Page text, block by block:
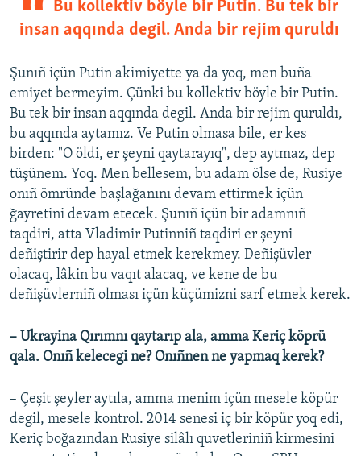
Bu kollektiv böyle bir Putin. Bu tek bir
insan aqqında degil. Anda bir rejim quruldı
Şunıñ içün Putin akimiyette ya da yoq, men buña
emiyet bermeyim. Çünki bu kollektiv böyle bir Putin.
Bu tek bir insan aqqında degil. Anda bir rejim quruldı,
bu aqqında aytamız. Ve Putin olmasa bile, er kes
birden: "O öldi, er şeyni qaytarayıq", dep aytmaz, dep
tüşünem. Yoq. Men bellesem, bu adam ölse de, Rusiye
onıñ ömründe başlağanını devam ettirmek içün
ğayretini devam etecek. Şunıñ içün bir adamnıñ
taqdiri, atta Vladimir Putinniñ taqdiri er şeyni
deñiştirir dep hayal etmek kerekmey. Deñişüvler
olacaq, lâkin bu vaqıt alacaq, ve kene de bu
deñişüvlerniñ olması içün küçümizni sarf etmek kerek.
– Ukrayina Qırımnı qaytarıp ala, amma Keriç köprü
qala. Onıñ kelecegi ne? Onıñnen ne yapmaq kerek?
– Çeşit şeyler aytıla, amma menim içün mesele köpür
degil, mesele kontrol. 2014 senesi iç bir köpür yoq edi,
Keriç boğazından Rusiye silâlı quvetleriniñ kirmesini